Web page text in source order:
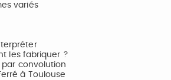
variés
les fabriquer ?
convolution
à Toulouse